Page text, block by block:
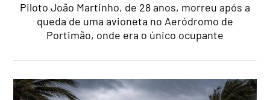
Piloto João Martinho, de 28 anos, morreu após a
queda de uma avioneta no Aeródromo de
Portimão, onde era o único ocupante